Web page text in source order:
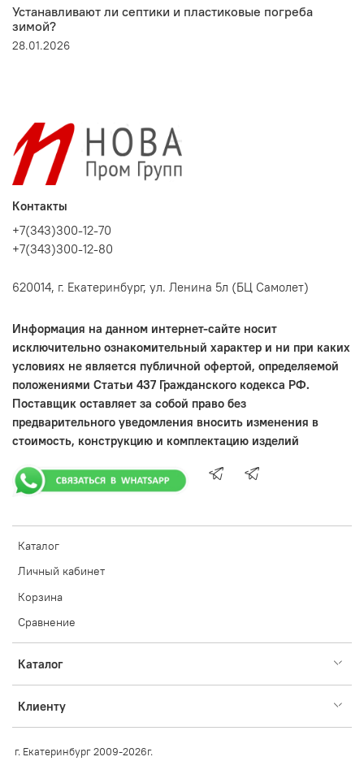
Устанавливают ли септики и пластиковые погреба
зимой?
28.01.2026
Каталог
Личный кабинет
Корзина
Сравнение
Каталог
Клиенту
Контакты
+7(343)300-12-70
+7(343)300-12-80
620014, г. Екатеринбург, ул. Ленина 5л (БЦ Самолет)
Информация на данном интернет-сайте носит
исключительно ознакомительный характер и ни при каких
условиях не является публичной офертой, определяемой
положениями Статьи 437 Гражданского кодекса РФ.
Поставщик оставляет за собой право без
предварительного уведомления вносить изменения в
стоимость, конструкцию и комплектацию изделий
г. Екатеринбург 2009-2026г.